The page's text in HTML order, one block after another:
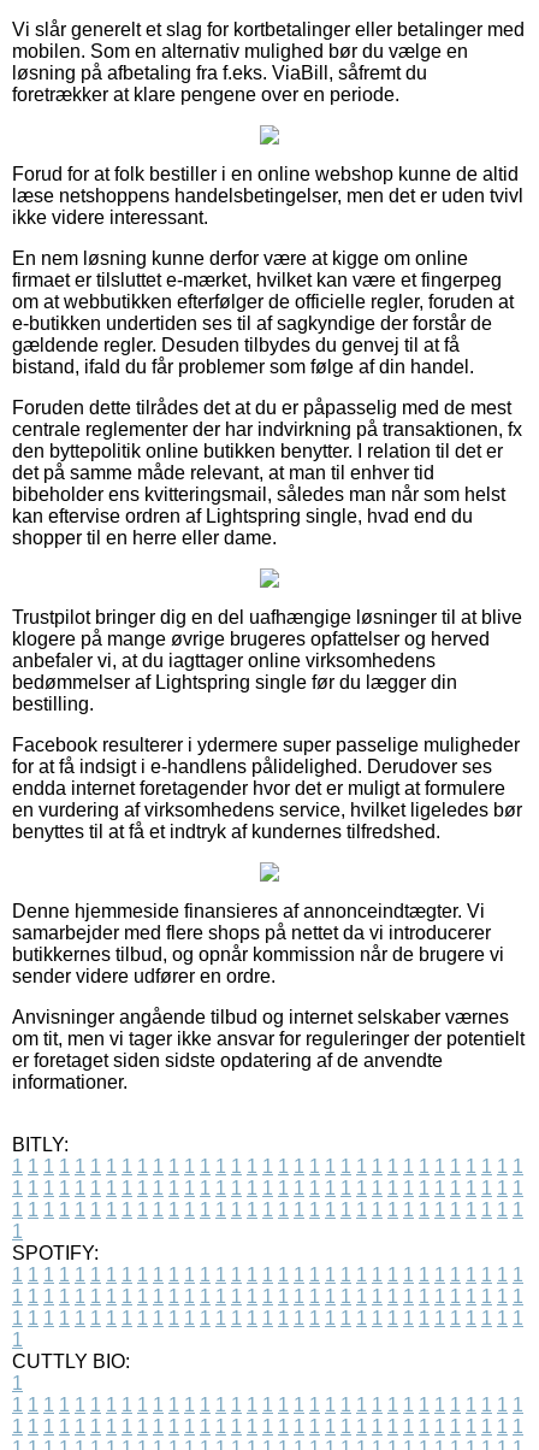
Vi slår generelt et slag for kortbetalinger eller betalinger med
mobilen. Som en alternativ mulighed bør du vælge en
løsning på afbetaling fra f.eks. ViaBill, såfremt du
foretrækker at klare pengene over en periode.
Forud for at folk bestiller i en online webshop kunne de altid
læse netshoppens handelsbetingelser, men det er uden tvivl
ikke videre interessant.
En nem løsning kunne derfor være at kigge om online
firmaet er tilsluttet e-mærket, hvilket kan være et fingerpeg
om at webbutikken efterfølger de officielle regler, foruden at
e-butikken undertiden ses til af sagkyndige der forstår de
gældende regler. Desuden tilbydes du genvej til at få
bistand, ifald du får problemer som følge af din handel.
Foruden dette tilrådes det at du er påpasselig med de mest
centrale reglementer der har indvirkning på transaktionen, fx
den byttepolitik online butikken benytter. I relation til det er
det på samme måde relevant, at man til enhver tid
bibeholder ens kvitteringsmail, således man når som helst
kan eftervise ordren af Lightspring single, hvad end du
shopper til en herre eller dame.
Trustpilot bringer dig en del uafhængige løsninger til at blive
klogere på mange øvrige brugeres opfattelser og herved
anbefaler vi, at du iagttager online virksomhedens
bedømmelser af Lightspring single før du lægger din
bestilling.
Facebook resulterer i ydermere super passelige muligheder
for at få indsigt i e-handlens pålidelighed. Derudover ses
endda internet foretagender hvor det er muligt at formulere
en vurdering af virksomhedens service, hvilket ligeledes bør
benyttes til at få et indtryk af kundernes tilfredshed.
Denne hjemmeside finansieres af annonceindtægter. Vi
samarbejder med flere shops på nettet da vi introducerer
butikkernes tilbud, og opnår kommission når de brugere vi
sender videre udfører en ordre.
Anvisninger angående tilbud og internet selskaber værnes
om tit, men vi tager ikke ansvar for reguleringer der potentielt
er foretaget siden sidste opdatering af de anvendte
informationer.
BITLY:
1 1 1 1 1 1 1 1 1 1 1 1 1 1 1 1 1 1 1 1 1 1 1 1 1 1 1 1 1 1 1 1 1
1 1 1 1 1 1 1 1 1 1 1 1 1 1 1 1 1 1 1 1 1 1 1 1 1 1 1 1 1 1 1 1 1
1 1 1 1 1 1 1 1 1 1 1 1 1 1 1 1 1 1 1 1 1 1 1 1 1 1 1 1 1 1 1 1 1
1
SPOTIFY:
1 1 1 1 1 1 1 1 1 1 1 1 1 1 1 1 1 1 1 1 1 1 1 1 1 1 1 1 1 1 1 1 1
1 1 1 1 1 1 1 1 1 1 1 1 1 1 1 1 1 1 1 1 1 1 1 1 1 1 1 1 1 1 1 1 1
1 1 1 1 1 1 1 1 1 1 1 1 1 1 1 1 1 1 1 1 1 1 1 1 1 1 1 1 1 1 1 1 1
1
CUTTLY BIO:
1
1 1 1 1 1 1 1 1 1 1 1 1 1 1 1 1 1 1 1 1 1 1 1 1 1 1 1 1 1 1 1 1 1
1 1 1 1 1 1 1 1 1 1 1 1 1 1 1 1 1 1 1 1 1 1 1 1 1 1 1 1 1 1 1 1 1